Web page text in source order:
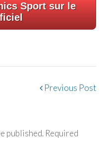
Sportsur le
Previous Post
published. Required